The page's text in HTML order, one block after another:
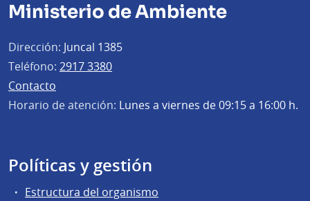
Ministerio de Ambiente
Dirección: Juncal 1385
Teléfono: 2917 3380
Contacto
Horario de atención: Lunes a viernes de 09:15 a 16:00 h.
Políticas y gestión
Estructura del organismo